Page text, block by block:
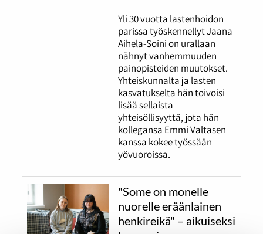
Yli 30 vuotta lastenhoidon
parissa työskennellyt Jaana
Aihela-Soini on urallaan
nähnyt vanhemmuuden
painopisteiden muutokset.
Yhteiskunnalta ja lasten
kasvatukselta hän toivoisi
lisää sellaista
yhteisöllisyyttä, jota hän
kollegansa Emmi Valtasen
kanssa kokee työssään
yövuoroissa.
"Some on monelle
nuorelle eräänlainen
henkireikä" – aikuiseksi